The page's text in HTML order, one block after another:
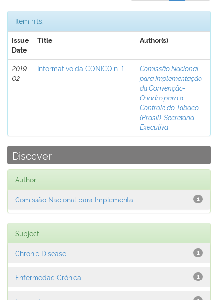
Item hits:
Issue
Date
Title Author(s)
2019-
02
Informativo da CONICQ n. 1
Comissão Nacional
para Implementação
da Convenção-
Quadro para o
Controle do Tabaco
(Brasil). Secretaria
Executiva
Discover
Author
1
Comissão Nacional para Implementa...
Subject
1
Chronic Disease
1
Enfermedad Crónica